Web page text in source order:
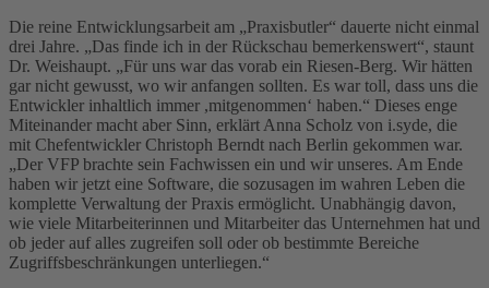
Die reine Entwicklungsarbeit am „Praxisbutler“ dauerte nicht einmal
drei Jahre. „Das finde ich in der Rückschau bemerkenswert“, staunt
Dr. Weishaupt. „Für uns war das vorab ein Riesen-Berg. Wir hätten
gar nicht gewusst, wo wir anfangen sollten. Es war toll, dass uns die
Entwickler inhaltlich immer ,mitgenommen‘ haben.“ Dieses enge
Miteinander macht aber Sinn, erklärt Anna Scholz von i.syde, die
mit Chefentwickler Christoph Berndt nach Berlin gekommen war.
„Der VFP brachte sein Fachwissen ein und wir unseres. Am Ende
haben wir jetzt eine Software, die sozusagen im wahren Leben die
komplette Verwaltung der Praxis ermöglicht. Unabhängig davon,
wie viele Mitarbeiterinnen und Mitarbeiter das Unternehmen hat und
ob jeder auf alles zugreifen soll oder ob bestimmte Bereiche
Zugriffsbeschränkungen unterliegen.“